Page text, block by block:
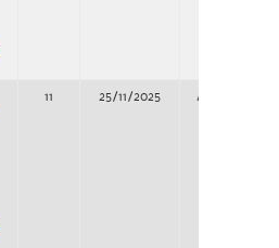
11 25/11/2025 Adjudicación